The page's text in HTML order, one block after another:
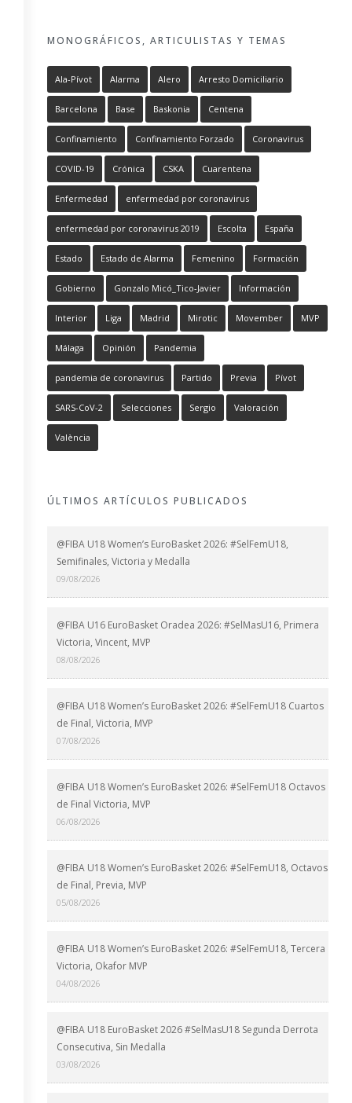
MONOGRÁFICOS, ARTICULISTAS Y TEMAS
Ala-Pívot Alarma Alero Arresto Domiciliario
Barcelona Base Baskonia Centena
Confinamiento Confinamiento Forzado Coronavirus
COVID-19 Crónica CSKA Cuarentena
Enfermedad enfermedad por coronavirus
enfermedad por coronavirus 2019 Escolta España
Estado Estado de Alarma Femenino Formación
Gobierno Gonzalo Micó_Tico-Javier Información
Interior Liga Madrid Mirotic Movember MVP
Málaga Opinión Pandemia
pandemia de coronavirus Partido Previa Pívot
SARS-CoV-2 Selecciones Sergio Valoración
València
ÚLTIMOS ARTÍCULOS PUBLICADOS
@FIBA U18 Women’s EuroBasket 2026: #SelFemU18,
Semifinales, Victoria y Medalla
09/08/2026
@FIBA U16 EuroBasket Oradea 2026: #SelMasU16, Primera
Victoria, Vincent, MVP
08/08/2026
@FIBA U18 Women’s EuroBasket 2026: #SelFemU18 Cuartos
de Final, Victoria, MVP
07/08/2026
@FIBA U18 Women’s EuroBasket 2026: #SelFemU18 Octavos
de Final Victoria, MVP
06/08/2026
@FIBA U18 Women’s EuroBasket 2026: #SelFemU18, Octavos
de Final, Previa, MVP
05/08/2026
@FIBA U18 Women’s EuroBasket 2026: #SelFemU18, Tercera
Victoria, Okafor MVP
04/08/2026
@FIBA U18 EuroBasket 2026 #SelMasU18 Segunda Derrota
Consecutiva, Sin Medalla
03/08/2026